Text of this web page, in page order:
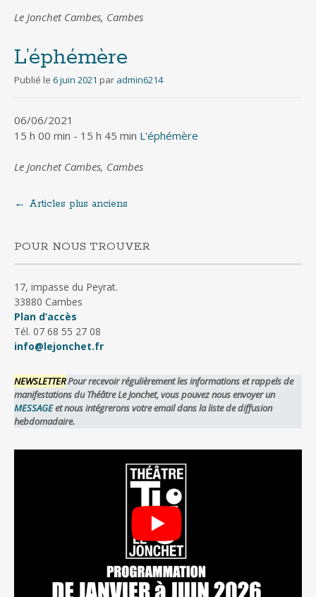
Le Jonchet Cambes, Cambes
L’éphémère
Publié le 6 juin 2021 par admin6214
06/06/2021
15 h 00 min - 15 h 45 min L'éphémère
Le Jonchet Cambes, Cambes
Navigation
au
sein
des
← Articles plus anciens
POUR NOUS TROUVER
17, impasse du Peyrat.
33880 Cambes
Plan d’accès
Tél. 07 68 55 27 08
info@lejonchet.fr
NEWSLETTERPour recevoir régulièrement les informations et rappels de
manifestations du Théâtre Le Jonchet, vous pouvez nous envoyer un
MESSAGEet nous intégrerons votre email dans la liste de diffusion
hebdomadaire.